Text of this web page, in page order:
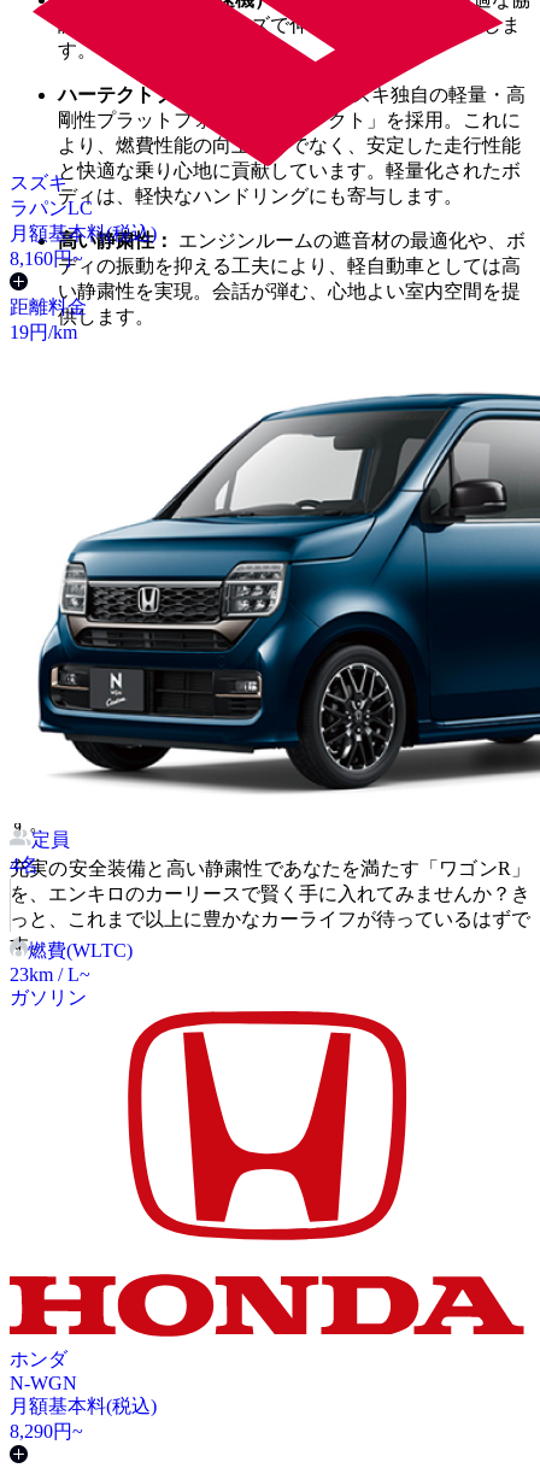
調制御により、スムーズで伸びやかな加速を実現しま
す。
ハーテクトプラットフォーム：
スズキ独自の軽量・高
剛性プラットフォーム「ハーテクト」を採用。これに
より、燃費性能の向上だけでなく、安定した走行性能
と快適な乗り心地に貢献しています。軽量化されたボ
ディは、軽快なハンドリングにも寄与します。
高い静粛性：
エンジンルームの遮音材の最適化や、ボ
ディの振動を抑える工夫により、軽自動車としては高
い静粛性を実現。会話が弾む、心地よい室内空間を提
供します。
です。狭い路地でのUターンや駐車、取り回しが非常
に容易で、街中での運転もストレスなく行えます。
エンキロのカーリースで、賢く「ワゴンR」に乗るという
エンキロのカーリースなら、頭金や初期費用を抑え、月額基
本料金と走った分に応じた距離料金の支払いで憧れの「ワゴ
ンR」に乗ることができます。自動車税、自賠責保険料を月
額基本料金に含めることもできるので、突発的な出費の心配
がありません。家計の管理が非常にしやすくなり、安心して
カーライフを楽しめます。
また、契約期間や走行距離もあなたのライフスタイルに合わ
せて柔軟に選べるため、無理なく「ワゴンR」のある生活を
始めることが可能です。ライフステージの変化に合わせて乗
り換えを検討しやすい点も、カーリースの大きなメリットで
す。
充実の安全装備と高い静粛性であなたを満たす「ワゴンR」
を、エンキロのカーリースで賢く手に入れてみませんか？き
っと、これまで以上に豊かなカーライフが待っているはずで
す。
スズキ
ラパンLC
月額基本料(税込)
8,160円~
距離料金
19円/km
定員
4名
燃費(WLTC)
23km / L~
ガソリン
ホンダ
N-WGN
月額基本料(税込)
8,290円~